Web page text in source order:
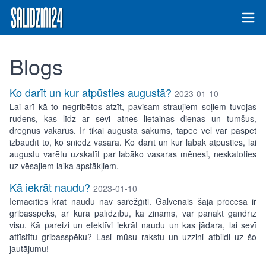
Blogs
Ko darīt un kur atpūsties augustā? 2023-01-10
Lai arī kā to negribētos atzīt, pavisam straujiem soļiem tuvojas
rudens, kas līdz ar sevi atnes lietainas dienas un tumšus,
drēgnus vakarus. Ir tikai augusta sākums, tāpēc vēl var paspēt
izbaudīt to, ko sniedz vasara. Ko darīt un kur labāk atpūsties, lai
augustu varētu uzskatīt par labāko vasaras mēnesi, neskatoties
uz vēsajiem laika apstākļiem.
Kā iekrāt naudu? 2023-01-10
Iemācīties krāt naudu nav sarežģīti. Galvenais šajā procesā ir
gribasspēks, ar kura palīdzību, kā zināms, var panākt gandrīz
visu. Kā pareizi un efektīvi iekrāt naudu un kas jādara, lai sevī
attīstītu gribasspēku? Lasi mūsu rakstu un uzzini atbildi uz šo
jautājumu!